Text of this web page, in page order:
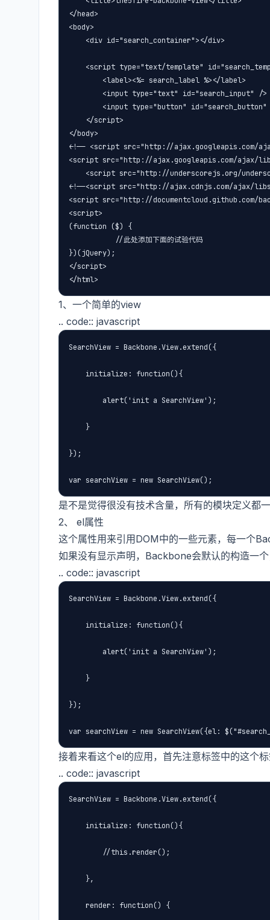
</head>
<body>
    <div id="search_container"></div>
<script type="text/template"
        <label><%= search_label %></label>
        <input type="text" id="search_input" />
<input type="button" id="search_button"
    </script>
</body>
<!-- <script src="http://ajax.googleapis.com/
<script src="http://ajax.googleapis.com/ajax/
<script src="http://underscorejs.org/
<!--<script src="http://ajax.cdnjs.com/ajax/
<script src="http://documentcloud.github.com/
<script>
(function ($) {
           //此处添加下面的试验代码
})(jQuery);
</script>
</html>
1、一个简单的view
.. code:: javascript
SearchView = Backbone.View.extend({
    initialize: function(){
        alert('init a SearchView');
    }
});
var searchView = new SearchView();
是不是觉得很没有技术含量，所有的模块定义都一
2、 el属性
这个属性用来引用DOM中的一些元素，每一个
如果没有显示声明，Backbone会默认的构造一
.. code:: javascript
SearchView = Backbone.View.extend({
    initialize: function(){
        alert('init a SearchView');
    }
});
var searchView = new SearchView({el:
接着来看这个el的应用，首先注意标签中的这个
.. code:: javascript
SearchView = Backbone.View.extend({
    initialize: function(){
        //this.render();
    },
    render: function() {